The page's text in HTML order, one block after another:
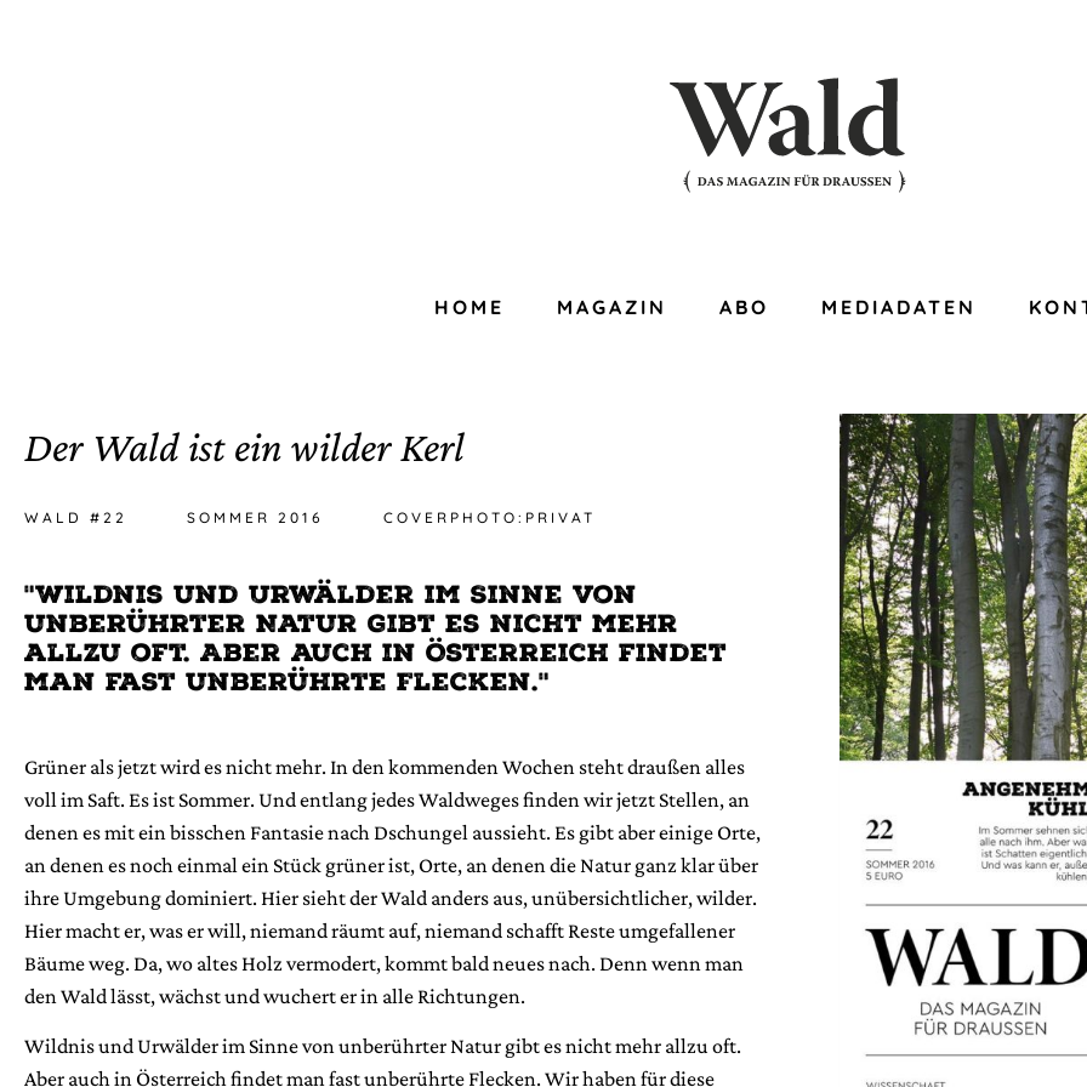
HOME MAGAZIN ABO MEDIADATEN
Der Wald ist ein wilder Kerl
WALD #22 SOMMER 2016 COVERPHOTO:PRIVAT
"Wildnis und Urwälder im Sinne von
unberührter Natur gibt es nicht mehr
allzu oft. Aber auch in Österreich findet
man fast unberührte Flecken."
Grüner als jetzt wird es nicht mehr. In den kommenden Wochen steht draußen alles
voll im Saft. Es ist Sommer. Und entlang jedes Waldweges finden wir jetzt Stellen, an
denen es mit ein bisschen Fantasie nach Dschungel aussieht. Es gibt aber einige Orte,
an denen es noch einmal ein Stück grüner ist, Orte, an denen die Natur ganz klar über
ihre Umgebung dominiert. Hier sieht der Wald anders aus, unübersichtlicher, wilder.
Hier macht er, was er will, niemand räumt auf, niemand schafft Reste umgefallener
Bäume weg. Da, wo altes Holz vermodert, kommt bald neues nach. Denn wenn man
den Wald lässt, wächst und wuchert er in alle Richtungen.
Wildnis und Urwälder im Sinne von unberührter Natur gibt es nicht mehr allzu oft.
Aber auch in Österreich findet man fast unberührte Flecken. Wir haben für diese